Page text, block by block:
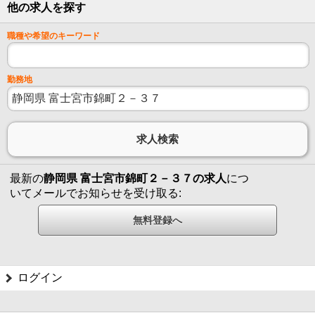
他の求人を探す
職種や希望のキーワード
勤務地
最新の静岡県 富士宮市錦町２－３７の求人につ
いてメールでお知らせを受け取る:
ログイン